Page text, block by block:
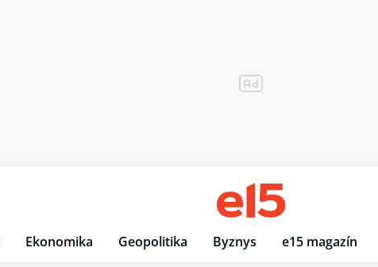
Ekonomika Geopolitika Byznys e15 magazín